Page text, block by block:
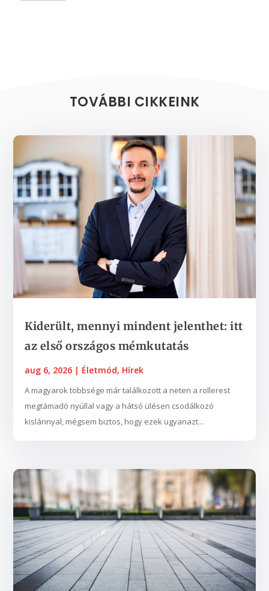
TOVÁBBI CIKKEINK
Kiderült, mennyi mindent jelenthet: itt
az első országos mémkutatás
aug 6, 2026 | Életmód, Hírek
A magyarok többsége már találkozott a neten a rollerest
megtámadó nyúllal vagy a hátsó ülésen csodálkozó
kislánnyal, mégsem biztos, hogy ezek ugyanazt...